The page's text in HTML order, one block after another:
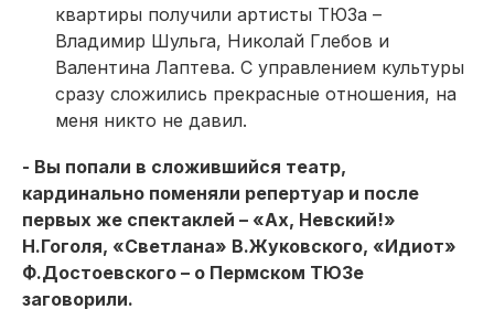
квартиры получили артисты ТЮЗа –
Владимир Шульга, Николай Глебов и
Валентина Лаптева. С управлением культуры
сразу сложились прекрасные отношения, на
меня никто не давил.
- Вы попали в сложившийся театр,
кардинально поменяли репертуар и после
первых же спектаклей – «Ах, Невский!»
Н.Гоголя, «Светлана» В.Жуковского, «Идиот»
Ф.Достоевского – о Пермском ТЮЗе
заговорили.